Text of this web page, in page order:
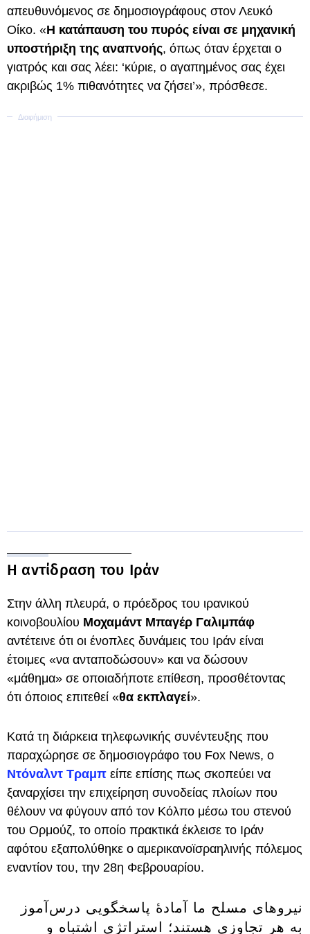
απευθυνόμενος σε δημοσιογράφους στον Λευκό
Οίκο. «Η κατάπαυση του πυρός είναι σε μηχανική
υποστήριξη της αναπνοής, όπως όταν έρχεται ο
γιατρός και σας λέει: ‘κύριε, ο αγαπημένος σας έχει
ακριβώς 1% πιθανότητες να ζήσει’», πρόσθεσε.
Η αντίδραση του Ιράν
Στην άλλη πλευρά, ο πρόεδρος του ιρανικού
κοινοβουλίου Μοχαμάντ Μπαγέρ Γαλιμπάφ
αντέτεινε ότι οι ένοπλες δυνάμεις του Ιράν είναι
έτοιμες «να ανταποδώσουν» και να δώσουν
«μάθημα» σε οποιαδήποτε επίθεση, προσθέτοντας
ότι όποιος επιτεθεί «θα εκπλαγεί».
Κατά τη διάρκεια τηλεφωνικής συνέντευξης που
παραχώρησε σε δημοσιογράφο του Fox News, ο
Ντόναλντ Τραμπ είπε επίσης πως σκοπεύει να
ξαναρχίσει την επιχείρηση συνοδείας πλοίων που
θέλουν να φύγουν από τον Κόλπο μέσω του στενού
του Ορμούζ, το οποίο πρακτικά έκλεισε το Ιράν
αφότου εξαπολύθηκε ο αμερικανοϊσραηλινής πόλεμος
εναντίον του, την 28η Φεβρουαρίου.
نیروهای مسلح ما آمادهٔ پاسخگویی درس‌آموز
به هر تجاوزی هستند؛ استراتژی اشتباه و